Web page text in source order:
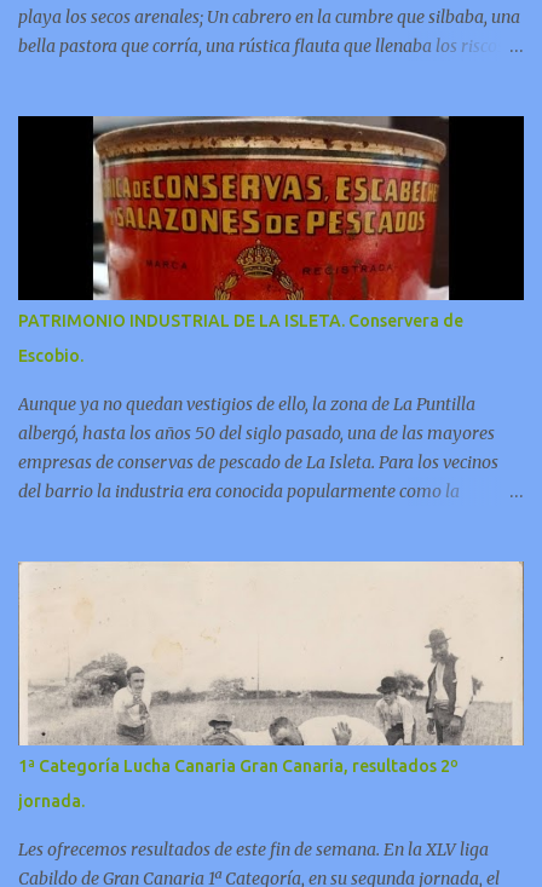
playa los secos arenales; Un cabrero en la cumbre que silbaba, una
bella pastora que corría, una rústica flauta que llenaba los riscos y
PATRIMONIO INDUSTRIAL DE LA ISLETA. Conservera de
Escobio.
Aunque ya no quedan vestigios de ello, la zona de La Puntilla
albergó, hasta los años 50 del siglo pasado, una de las mayores
empresas de conservas de pescado de La Isleta. Para los vecinos
del barrio la industria era conocida popularmente como la
1ª Categoría Lucha Canaria Gran Canaria, resultados 2º
jornada.
Les ofrecemos resultados de este fin de semana. En la XLV liga
Cabildo de Gran Canaria 1ª Categoría, en su segunda jornada, el